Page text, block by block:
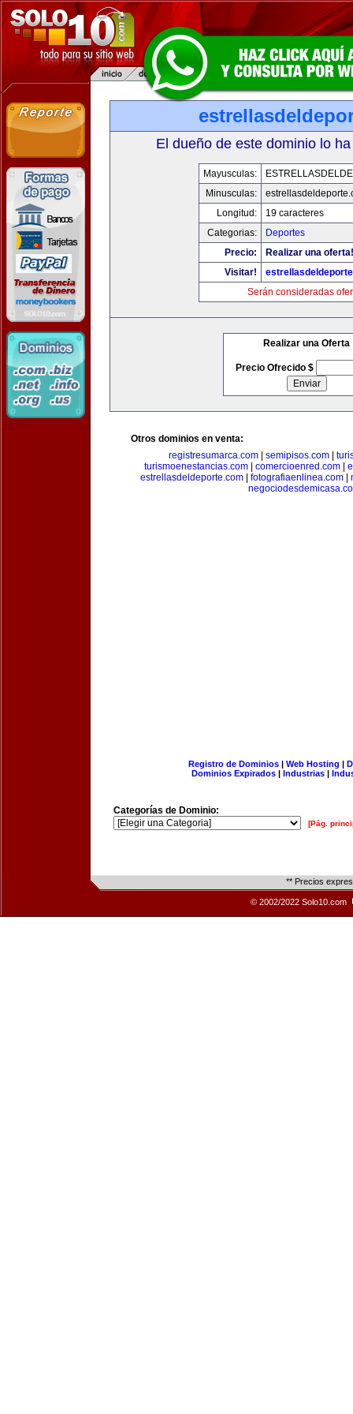
El dueño de este dominio lo
Mayusculas:
Minusculas:
Longitud:
19 caracteres
Categorias:
Deportes
Precio:
Realizar una oferta!
Visitar!
Serán consideradas
Realizar una Oferta
Precio Ofrecido $
Otros dominios en venta:
registresumarca.com| semipisos.com|
turismoenestancias.com
comercioenred.com
estrellasdeldeporte.com
fotografiaenlinea.com
Registro de Dominios| Web Hosting |
Dominios Expirados | Industrias |
Categorías de Dominio:
[Pág.
** Precios
© 2002/2022 Solo10.com